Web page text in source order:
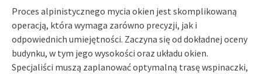
Proces alpinistycznego mycia okien jest skomplikowaną
operacją, która wymaga zarówno precyzji, jak i
odpowiednich umiejętności. Zaczyna się od dokładnej oceny
budynku, w tym jego wysokości oraz układu okien.
Specjaliści muszą zaplanować optymalną trasę wspinaczki,